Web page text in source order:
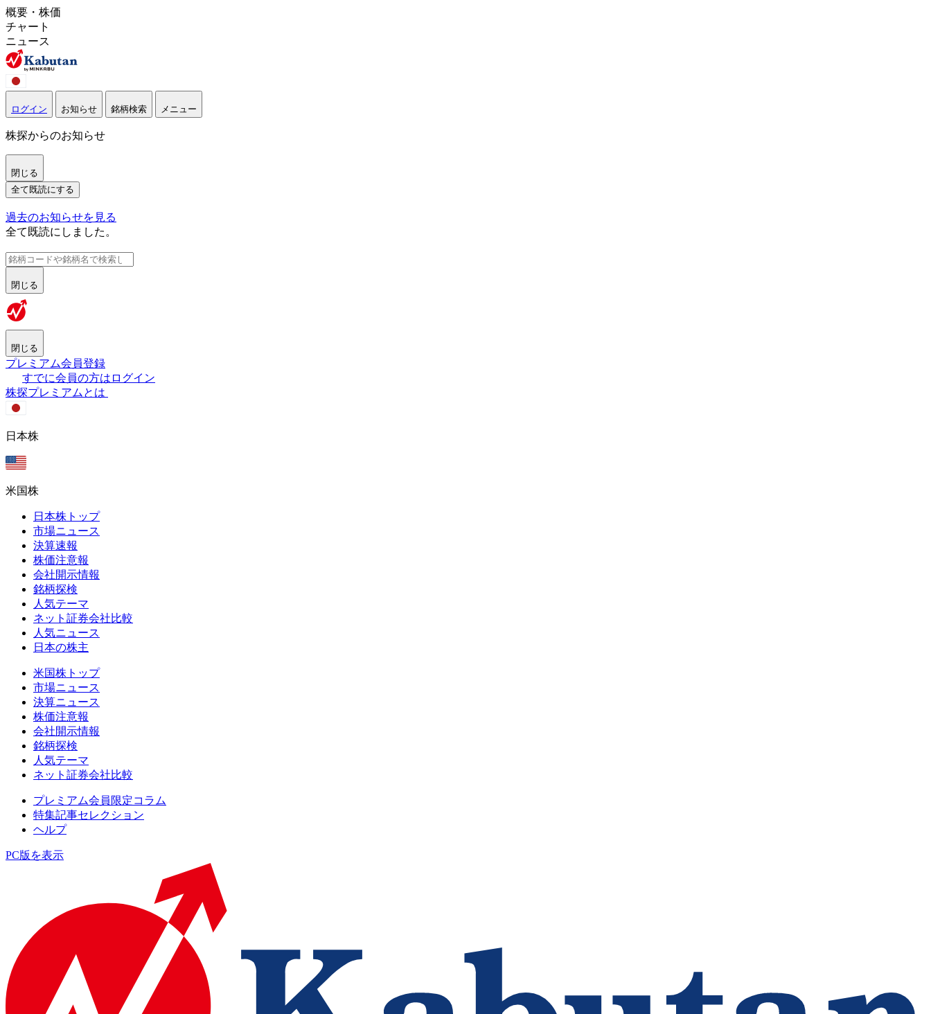
概要・株価
チャート
ニュース
ログイン お知らせ 銘柄検索 メニュー
株探からのお知らせ
閉じる
全て既読にする
過去のお知らせを見る
全て既読にしました。
閉じる
閉じる
プレミアム会員登録
すでに会員の方はログイン
株探プレミアムとは
日本株
米国株
日本株トップ
市場ニュース
決算速報
株価注意報
会社開示情報
銘柄探検
人気テーマ
ネット証券会社比較
人気ニュース
日本の株主
米国株トップ
市場ニュース
決算ニュース
株価注意報
会社開示情報
銘柄探検
人気テーマ
ネット証券会社比較
プレミアム会員限定コラム
特集記事セレクション
ヘルプ
PC版を表示